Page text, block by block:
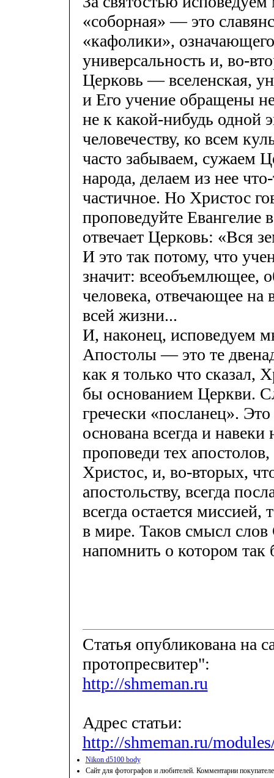
«соборная» — это
«кафолики»,
универсальность и, во-
Церковь — вселенская,
и Его учение обращены
не к какой-нибудь одной
человечеству, ко всем
часто забываем, сужаем
народа, делаем из нее
частичное. Но Христос
проповедуйте Евангелие
отвечает Церковь: «Вся
И это так потому, что
значит: всеобъемлющее,
человека, отвечающее на
всей жизни...
И, наконец, исповедуем
Апостолы — это те
как я только что сказал,
бы основанием Церкви.
гречески «посланец».
основана всегда и навеки
проповеди тех
Христос, и, во-вторых,
апостольству, всегда
всегда остается
в мире. Таков смысл
напомнить о котором
Cтатья опубликована на
протопресвитер":
http://shmeman.ru
Адрес статьи:
http://shmeman.ru/
Nikon d5100 body
Сайт для фотографов и любителей. Комментарии